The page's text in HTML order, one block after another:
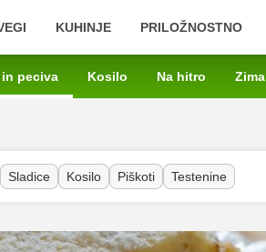
KUHINJE PRILOŽNOSTNO
peciva Kosilo Na hitro Zima
Sladice Kosilo Piškoti Testenine